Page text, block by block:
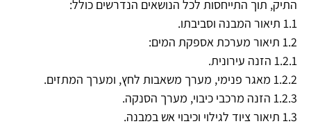
התיק, תוך התייחסות לכל הנושאים הנדרשים כולל:
1.1 תיאור המבנה וסביבתו.
1.2 תיאור מערכת אספקת המים:
1.2.1 הזנה עירונית.
1.2.2 מאגר פנימי, מערך משאבות לחץ, ומערך המתזים.
1.2.3 הזנה מרכבי כיבוי, מערך הסנקה.
1.3 תיאור ציוד לגילוי וכיבוי אש במבנה.